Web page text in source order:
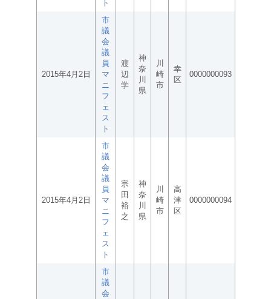
ト
2015年4月2日
市
議
会
議
員
マ
ニ
フ
ェ
ス
ト
渡
辺
学
神
奈
川
県
川
崎
市
幸
区
0000000093
2015年4月2日
市
議
会
議
員
マ
ニ
フ
ェ
ス
ト
宗
田
裕
之
神
奈
川
県
川
崎
市
高
津
区
0000000094
市
議
会